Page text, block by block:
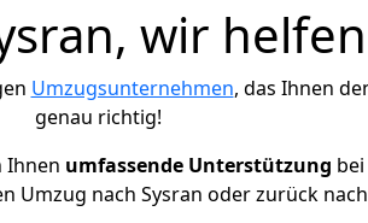
wir
Umzugsunternehmen, das Ihnen
genau richtig!
Ihnen umfassende Unterstützung
Umzug nach Sysran oder zurück